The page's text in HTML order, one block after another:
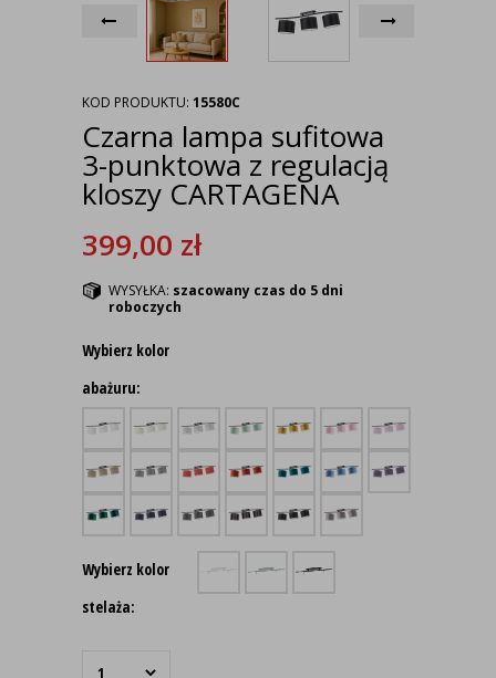
KOD PRODUKTU: 15580C
Czarna lampa sufitowa
3-punktowa z regulacją
kloszy CARTAGENA
399,00 zł
WYSYŁKA: szacowany czas do 5 dni
roboczych
Wybierz kolor
abażuru:
Wybierz kolor
stelaża: